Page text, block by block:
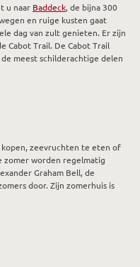
u naar Baddeck, de bijna 300
en ruige kusten gaat
dag van zult genieten. Er zijn
Cabot Trail. De Cabot Trail
meest schilderachtige delen
kopen, zeevruchten te eten of
zomer worden regelmatig
Graham Bell, de
door. Zijn zomerhuis is